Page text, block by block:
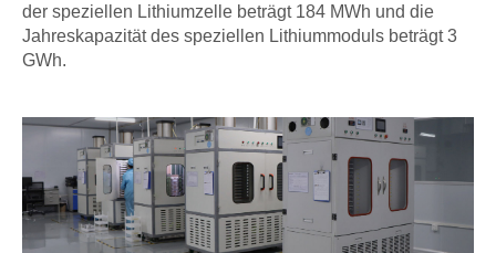
der speziellen Lithiumzelle beträgt 184 MWh und die
Jahreskapazität des speziellen Lithiummoduls beträgt 3
GWh.